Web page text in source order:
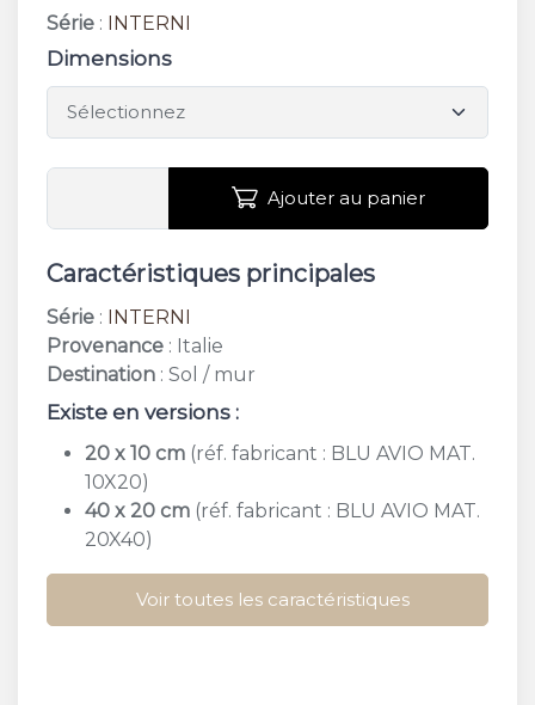
Série : INTERNI
Dimensions
Ajouter au panier
Caractéristiques principales
Série : INTERNI
Provenance : Italie
Destination : Sol / mur
Existe en versions :
20 x 10 cm (réf. fabricant : BLU AVIO MAT.
10X20)
40 x 20 cm (réf. fabricant : BLU AVIO MAT.
20X40)
Voir toutes les caractéristiques